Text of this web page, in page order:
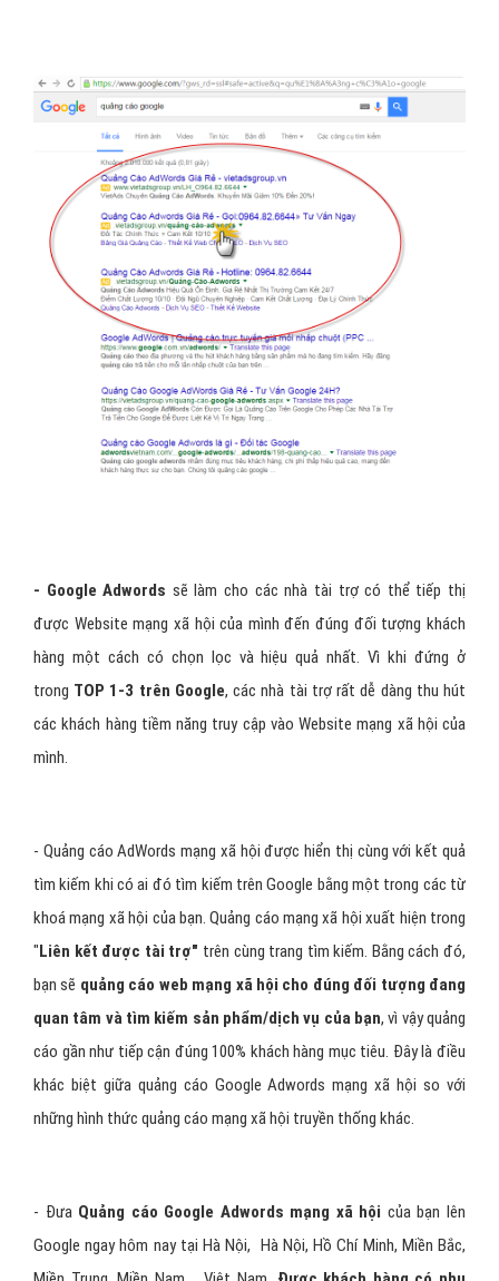
- Google Adwords sẽ làm cho các nhà tài trợ có thể tiếp thị
được Website mạng xã hội của mình đến đúng đối tượng khách
hàng một cách có chọn lọc và hiệu quả nhất. Vì khi đứng ở
trong TOP 1-3 trên Google, các nhà tài trợ rất dễ dàng thu hút
các khách hàng tiềm năng truy cập vào Website mạng xã hội của
mình.
- Quảng cáo AdWords mạng xã hội được hiển thị cùng với kết quả
tìm kiếm khi có ai đó tìm kiếm trên Google bằng một trong các từ
khoá mạng xã hội của bạn. Quảng cáo mạng xã hội xuất hiện trong
" Liên kết được tài trợ" trên cùng trang tìm kiếm. Bằng cách đó,
bạn sẽ quảng cáo web mạng xã hội cho đúng đối tượng đang
quan tâm và tìm kiếm sản phẩm/dịch vụ của bạn, vì vậy quảng
cáo gần như tiếp cận đúng 100% khách hàng mục tiêu. Đây là điều
khác biệt giữa quảng cáo Google Adwords mạng xã hội so với
những hình thức quảng cáo mạng xã hội truyền thống khác.
- Đưa Quảng cáo Google Adwords mạng xã hội của bạn lên
Google ngay hôm nay tại Hà Nội, Hà Nội, Hồ Chí Minh, Miền Bắc,